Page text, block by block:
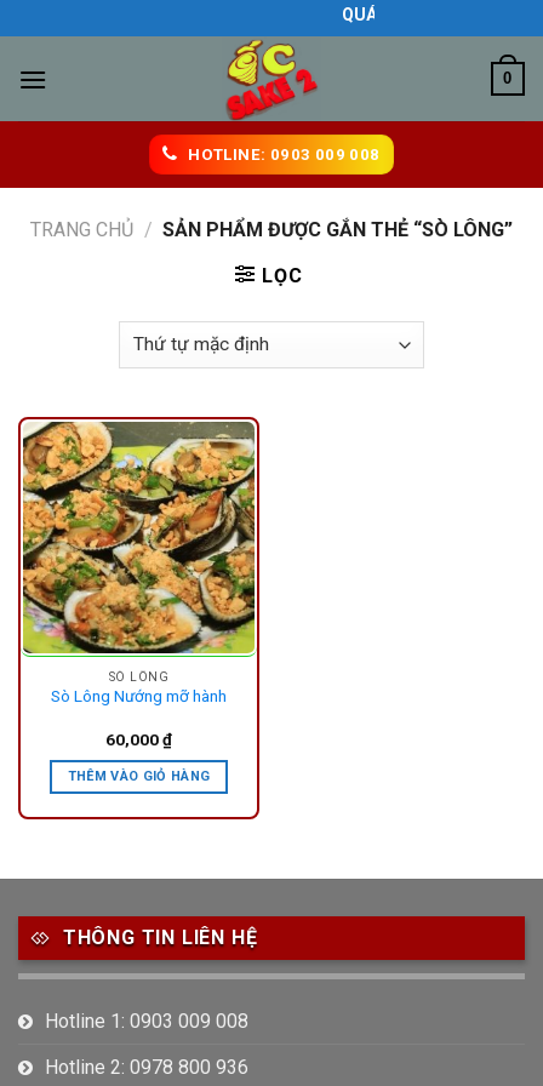
to
content
QUÁN ĂN NGON BIÊN HÒA
0
HOTLINE: 0903 009 008
TRANG CHỦ / SẢN PHẨM ĐƯỢC GẮN THẺ “SÒ LÔNG”
LỌC
SÒ LÔNG
Sò Lông Nướng mỡ hành
60,000₫
THÊM VÀO GIỎ HÀNG
THÔNG TIN LIÊN HỆ
Hotline 1: 0903 009 008
Hotline 2: 0978 800 936